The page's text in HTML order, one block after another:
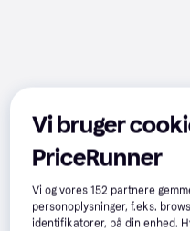
Vi bruger
PriceRunner
Vi og vores152 partnere
personoplysninger, f.eks.
identifikatorer, på din enhed.